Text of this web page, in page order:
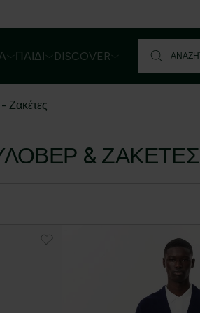
ΠΑΙΔΊ DISCOVER
Ζακέτες
& ΖΑΚΈΤΕΣ